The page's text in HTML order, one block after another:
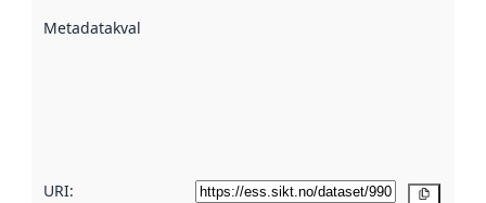
Metadatakvalitet
URI: